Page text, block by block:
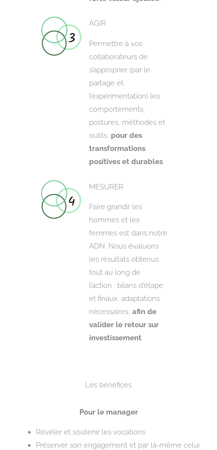
AGIR
Permettre à vos
collaborateurs de
s’approprier (par le
partage et
l’expérimentation) les
comportements,
postures, méthodes et
outils, pour des
transformations
positives et durables.
MESURER
Faire grandir les
hommes et les
femmes est dans notre
ADN. Nous évaluons
les résultats obtenus
tout au long de
l’action : bilans d’étape
et finaux, adaptations
nécessaires, afin de
valider le retour sur
investissement.
Les bénéfices
Pour le manager
Révéler et soutenir les vocations
Préserver son engagement et par là-même celui